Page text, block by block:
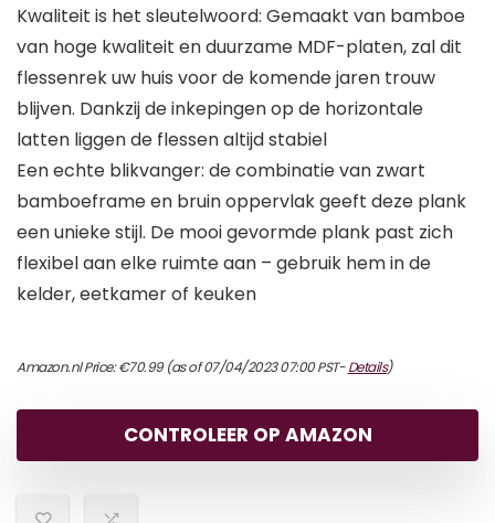
Kwaliteit is het sleutelwoord: Gemaakt van bamboe
van hoge kwaliteit en duurzame MDF-platen, zal dit
flessenrek uw huis voor de komende jaren trouw
blijven. Dankzij de inkepingen op de horizontale
latten liggen de flessen altijd stabiel
Een echte blikvanger: de combinatie van zwart
bamboeframe en bruin oppervlak geeft deze plank
een unieke stijl. De mooi gevormde plank past zich
flexibel aan elke ruimte aan – gebruik hem in de
kelder, eetkamer of keuken
Amazon.nl Price:€70.99(as of 07/04/2023 07:00 PST-Details)
CONTROLEER OP AMAZON